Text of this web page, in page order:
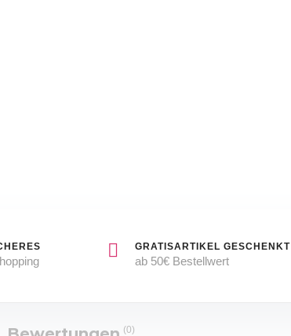
GRATISARTIKEL GESCHENKT
ab 50€ Bestellwert
(0)